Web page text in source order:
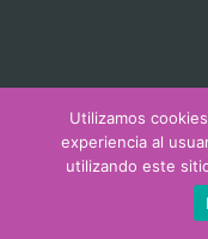
Utilizamos
experiencia al
utilizando este